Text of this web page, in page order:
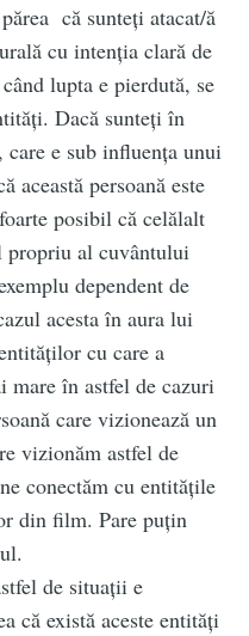
că sunteți atacat/ă
cu intenția clară de
lupta e pierdută, se
Dacă sunteți în
care e sub influența unui
această persoană este
posibil că celălalt
propriu al cuvântului
dependent de
acesta în aura lui
cu care a
mare în astfel de cazuri
care vizionează un
vizionăm astfel de
conectăm cu entitățile
din film. Pare puțin
de situații e
că există aceste entități